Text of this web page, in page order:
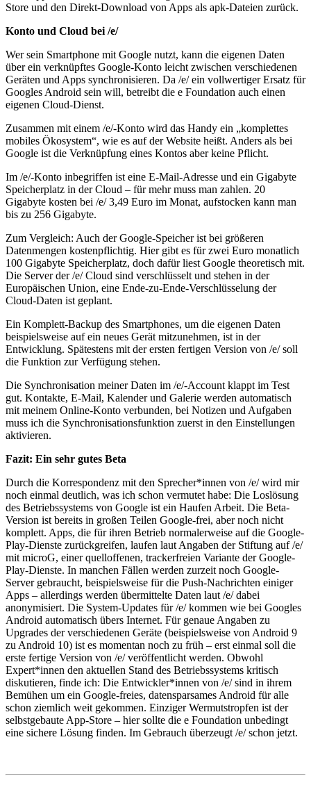
Store und den Direkt-Download von Apps als apk-Dateien zurück.
Konto und Cloud bei /e/
Wer sein Smartphone mit Google nutzt, kann die eigenen Daten
über ein verknüpftes Google-Konto leicht zwischen verschiedenen
Geräten und Apps synchronisieren. Da /e/ ein vollwertiger Ersatz für
Googles Android sein will, betreibt die e Foundation auch einen
eigenen Cloud-Dienst.
Zusammen mit einem /e/-Konto wird das Handy ein „komplettes
mobiles Ökosystem“, wie es auf der Website heißt. Anders als bei
Google ist die Verknüpfung eines Kontos aber keine Pflicht.
Im /e/-Konto inbegriffen ist eine E-Mail-Adresse und ein Gigabyte
Speicherplatz in der Cloud – für mehr muss man zahlen. 20
Gigabyte kosten bei /e/ 3,49 Euro im Monat, aufstocken kann man
bis zu 256 Gigabyte.
Zum Vergleich: Auch der Google-Speicher ist bei größeren
Datenmengen kostenpflichtig. Hier gibt es für zwei Euro monatlich
100 Gigabyte Speicherplatz, doch dafür liest Google theoretisch mit.
Die Server der /e/ Cloud sind verschlüsselt und stehen in der
Europäischen Union, eine Ende-zu-Ende-Verschlüsselung der
Cloud-Daten ist geplant.
Ein Komplett-Backup des Smartphones, um die eigenen Daten
beispielsweise auf ein neues Gerät mitzunehmen, ist in der
Entwicklung. Spätestens mit der ersten fertigen Version von /e/ soll
die Funktion zur Verfügung stehen.
Die Synchronisation meiner Daten im /e/-Account klappt im Test
gut. Kontakte, E-Mail, Kalender und Galerie werden automatisch
mit meinem Online-Konto verbunden, bei Notizen und Aufgaben
muss ich die Synchronisationsfunktion zuerst in den Einstellungen
aktivieren.
Fazit: Ein sehr gutes Beta
Durch die Korrespondenz mit den Sprecher*innen von /e/ wird mir
noch einmal deutlich, was ich schon vermutet habe: Die Loslösung
des Betriebssystems von Google ist ein Haufen Arbeit. Die Beta-
Version ist bereits in großen Teilen Google-frei, aber noch nicht
komplett. Apps, die für ihren Betrieb normalerweise auf die Google-
Play-Dienste zurückgreifen, laufen laut Angaben der Stiftung auf /e/
mit microG, einer quelloffenen, trackerfreien Variante der Google-
Play-Dienste. In manchen Fällen werden zurzeit noch Google-
Server gebraucht, beispielsweise für die Push-Nachrichten einiger
Apps – allerdings werden übermittelte Daten laut /e/ dabei
anonymisiert. Die System-Updates für /e/ kommen wie bei Googles
Android automatisch übers Internet. Für genaue Angaben zu
Upgrades der verschiedenen Geräte (beispielsweise von Android 9
zu Android 10) ist es momentan noch zu früh – erst einmal soll die
erste fertige Version von /e/ veröffentlicht werden. Obwohl
Expert*innen den aktuellen Stand des Betriebssystems kritisch
diskutieren, finde ich: Die Entwickler*innen von /e/ sind in ihrem
Bemühen um ein Google-freies, datensparsames Android für alle
schon ziemlich weit gekommen. Einziger Wermutstropfen ist der
selbstgebaute App-Store – hier sollte die e Foundation unbedingt
eine sichere Lösung finden. Im Gebrauch überzeugt /e/ schon jetzt.